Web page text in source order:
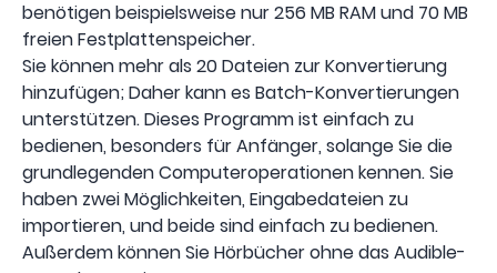
benötigen beispielsweise nur 256 MB RAM und 70 MB
freien Festplattenspeicher.
Sie können mehr als 20 Dateien zur Konvertierung
hinzufügen; Daher kann es Batch-Konvertierungen
unterstützen. Dieses Programm ist einfach zu
bedienen, besonders für Anfänger, solange Sie die
grundlegenden Computeroperationen kennen. Sie
haben zwei Möglichkeiten, Eingabedateien zu
importieren, und beide sind einfach zu bedienen.
Außerdem können Sie Hörbücher ohne das Audible-